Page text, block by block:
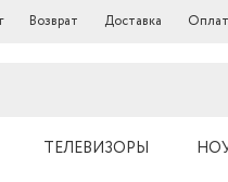
Возврат Доставка
ТЕЛЕВИЗОРЫ